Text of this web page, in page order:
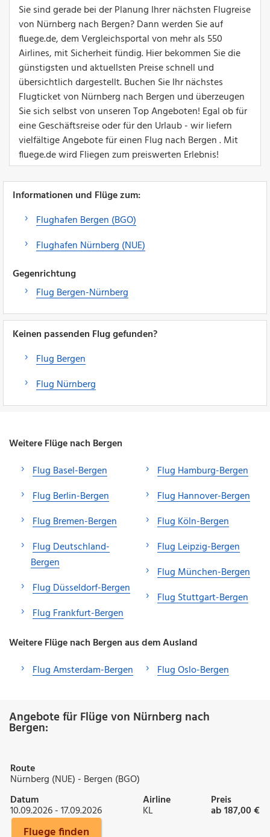
Sie sind gerade bei der Planung Ihrer nächsten Flugreise
von Nürnberg nach Bergen? Dann werden Sie auf
fluege.de, dem Vergleichsportal von mehr als 550
Airlines, mit Sicherheit fündig. Hier bekommen Sie die
günstigsten und aktuellsten Preise schnell und
übersichtlich dargestellt. Buchen Sie Ihr nächstes
Flugticket von Nürnberg nach Bergen und überzeugen
Sie sich selbst von unseren Top Angeboten! Egal ob für
eine Geschäftsreise oder für den Urlaub - wir liefern
vielfältige Angebote für einen Flug nach Bergen . Mit
fluege.de wird Fliegen zum preiswerten Erlebnis!
Informationen und Flüge zum:
Flughafen Bergen (BGO)
Flughafen Nürnberg (NUE)
Gegenrichtung
Flug Bergen-Nürnberg
Keinen passenden Flug gefunden?
Flug Bergen
Flug Nürnberg
Weitere Flüge nach Bergen
Flug Basel-Bergen
Flug Berlin-Bergen
Flug Bremen-Bergen
Flug Deutschland-
Bergen
Flug Düsseldorf-Bergen
Flug Frankfurt-Bergen
Flug Hamburg-Bergen
Flug Hannover-Bergen
Flug Köln-Bergen
Flug Leipzig-Bergen
Flug München-Bergen
Flug Stuttgart-Bergen
Weitere Flüge nach Bergen aus dem Ausland
Flug Amsterdam-Bergen
Flug Oslo-Bergen
Angebote für Flüge von Nürnberg nach
Bergen:
Route
Nürnberg (NUE) - Bergen (BGO)
Datum
10.09.2026 - 17.09.2026
Airline
KL
Preis
ab 187,00 €
Fluege finden